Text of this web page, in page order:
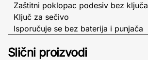
Zaštitni poklopac podesiv bez ključa
Ključ za sečivo
Isporučuje se bez baterija i punjača
Slični proizvodi